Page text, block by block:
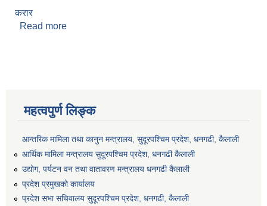
करार
Read more
महत्वपुर्ण लिङ्क
आन्तरिक मामिला तथा कानुन मन्त्रालय, सुदूरपश्चिम प्रदेश, धनगढी, कैलाली
आर्थिक मामिला मन्त्रालय सुदूरपश्चिम प्रदेश, धनगढी कैलाली
उद्योग, पर्यटन वन तथा वातावरण मन्त्रालय धनगढी कैलाली
प्रदेश प्रमुखको कार्यालय
प्रदेश सभा सचिवालय सुदूरपश्‍चिम प्रदेश, धनगढी, कैलाली